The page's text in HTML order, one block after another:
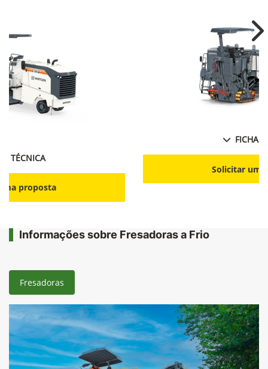
TÉCNICA
proposta
FICHA
Solicitar
Informações sobre Fresadoras a Frio
Fresadoras